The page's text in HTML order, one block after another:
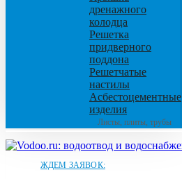
дренажного
колодца
Решетка
придверного
поддона
Решетчатые
настилы
Асбестоцементные
изделия
Листы, плиты, трубы
ЖДЕМ ЗАЯВОК: